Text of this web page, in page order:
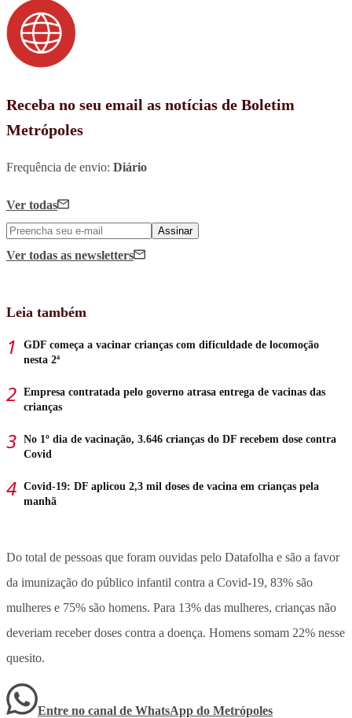
Receba no seu email as notícias de Boletim
Metrópoles
Frequência de envio: Diário
Ver todas
Assinar
Ver todas as newsletters
Leia também
GDF começa a vacinar crianças com dificuldade de locomoção
nesta 2ª
Empresa contratada pelo governo atrasa entrega de vacinas das
crianças
No 1º dia de vacinação, 3.646 crianças do DF recebem dose contra
Covid
Covid-19: DF aplicou 2,3 mil doses de vacina em crianças pela
manhã
Do total de pessoas que foram ouvidas pelo Datafolha e são a favor
da imunização do público infantil contra a Covid-19, 83% são
mulheres e 75% são homens. Para 13% das mulheres, crianças não
deveriam receber doses contra a doença. Homens somam 22% nesse
quesito.
Entre no canal de WhatsApp do Metrópoles